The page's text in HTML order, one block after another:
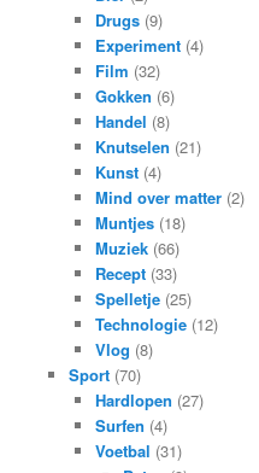
Drugs (9)
Experiment (4)
Film (32)
Gokken (6)
Handel (8)
Knutselen (21)
Kunst (4)
Mind over matter (2)
Muntjes (18)
Muziek (66)
Recept (33)
Spelletje (25)
Technologie (12)
Vlog (8)
Sport(70)
Hardlopen (27)
Surfen (4)
Voetbal (31)